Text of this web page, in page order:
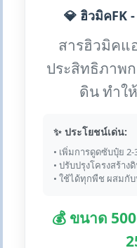
💎 ฮิวมิคFK
สารฮิวมิคแ
ประสิทธิภาพ
ดิน ทำใ
✨ ประโยชน์เด่น:
• เพิ่มการดูดซับปุ๋ย 2-
• ปรับปรุงโครงสร้าง
• ใช้ได้ทุกพืช ผสมกั
💰 ขนาด